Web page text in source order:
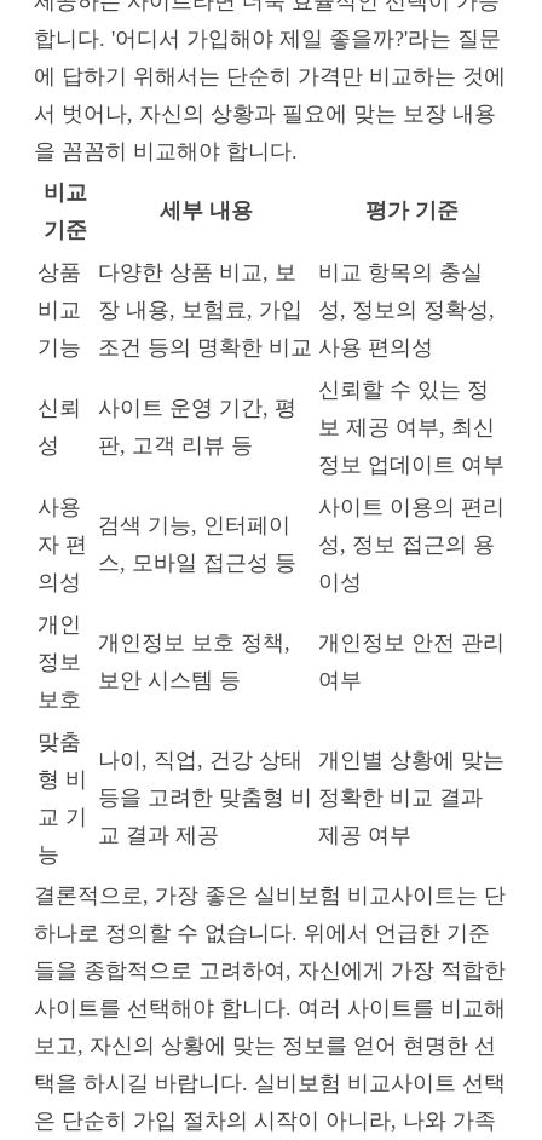
합니다. '어디서 가입해야 제일 좋을까?'라는 질문
에 답하기 위해서는 단순히 가격만 비교하는 것에
서 벗어나, 자신의 상황과 필요에 맞는 보장 내용
을 꼼꼼히 비교해야 합니다.
비교
기준
세부 내용 평가 기준
상품
비교
기능
다양한 상품 비교, 보
장 내용, 보험료, 가입
조건 등의 명확한 비교
비교 항목의 충실
성, 정보의 정확성,
사용 편의성
신뢰
성
사이트 운영 기간, 평
판, 고객 리뷰 등
신뢰할 수 있는 정
보 제공 여부, 최신
정보 업데이트 여부
사용
자 편
의성
검색 기능, 인터페이
스, 모바일 접근성 등
사이트 이용의 편리
성, 정보 접근의 용
이성
개인
정보
보호
개인정보 보호 정책,
보안 시스템 등
개인정보 안전 관리
여부
맞춤
형 비
교 기
능
나이, 직업, 건강 상태
등을 고려한 맞춤형 비
교 결과 제공
개인별 상황에 맞는
정확한 비교 결과
제공 여부
결론적으로, 가장 좋은 실비보험 비교사이트는 단
하나로 정의할 수 없습니다. 위에서 언급한 기준
들을 종합적으로 고려하여, 자신에게 가장 적합한
사이트를 선택해야 합니다. 여러 사이트를 비교해
보고, 자신의 상황에 맞는 정보를 얻어 현명한 선
택을 하시길 바랍니다. 실비보험 비교사이트 선택
은 단순히 가입 절차의 시작이 아니라, 나와 가족